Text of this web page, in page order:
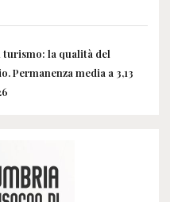
turismo: la qualità del
media a 3,13